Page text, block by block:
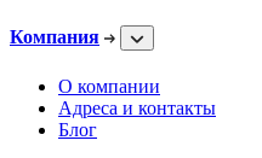
Компания
О компании
Адреса и контакты
Блог